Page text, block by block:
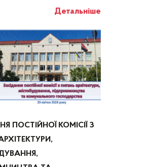
Детальніше
ПОСТІЙНОЇ КОМІСІЇ З